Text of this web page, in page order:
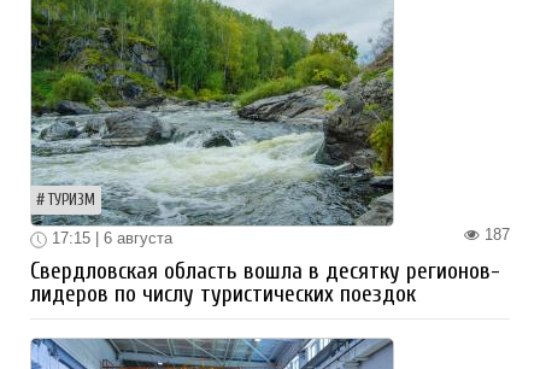
ТУРИЗМ
187
17:15 | 6 августа
Свердловская область вошла в десятку регионов-
лидеров по числу туристических поездок